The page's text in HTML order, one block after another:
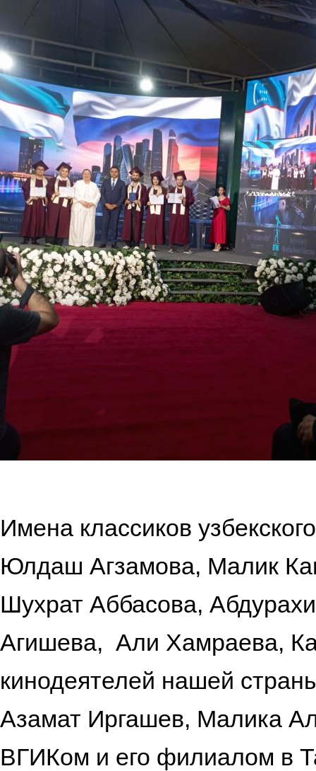
Имена классиков
Юлдаш Агзамова, Малик
Шухрат Аббасова,
Агишева, Али Хамраева,
кинодеятелей нашей
Азамат Иргашев, Малика
ВГИКом и его филиалом в